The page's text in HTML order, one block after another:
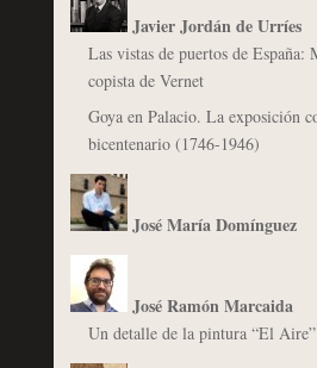
Javier Jordán de Urríes
Las vistas de puertos de España:
copista de Vernet
Goya en Palacio. La exposición
bicentenario (1746-1946)
José María Domínguez
José Ramón Marcaida
Un detalle de la pintura “El